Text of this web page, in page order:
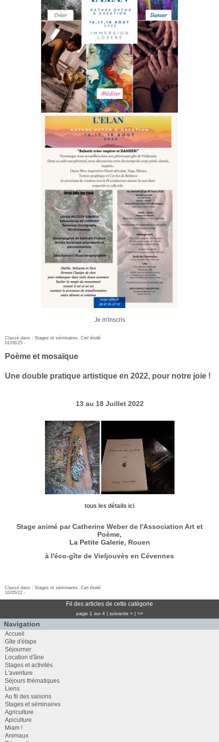
Je m'inscris
Classé dans : Stages et séminaires, Ciel étoilé
01/06/25 -
Poème et mosaïque
Une double pratique artistique en 2022, pour notre joie !
13 au 18 Juillet 2022
tous les détails ici
Stage animé par Catherine Weber de l'Association Art et
Poème,
La Petite Galerie, Rouen
à l'éco-gîte de Vieljouvès en Cévennes
Classé dans : Stages et séminaires, Ciel étoilé
10/05/22 -
Fil des articles de cette catégorie
page 1 sur 4| suivante >| >>
Navigation
Accueil
Gîte d'étape
Séjourner
Location d'âne
Stages et activités
L'aventure
Séjours thématiques
Liens
Au fil des saisons
Stages et séminaires
Agriculture
Apiculture
Miam !
Animaux